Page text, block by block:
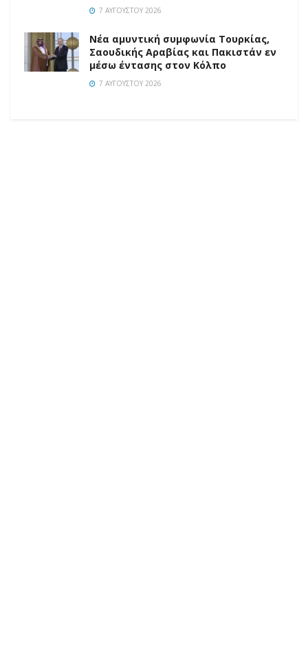
7 ΑΥΓΟΎΣΤΟΥ 2026
Νέα αμυντική συμφωνία Τουρκίας,
Σαουδικής Αραβίας και Πακιστάν εν
μέσω έντασης στον Κόλπο
7 ΑΥΓΟΎΣΤΟΥ 2026